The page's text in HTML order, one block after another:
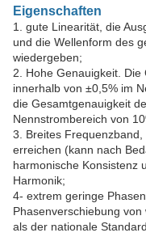
Eigenschaften
1. gute Linearität, die
und die Wellenform des
wiedergeben;
2. Hohe Genauigkeit.
innerhalb von ±0,5% im
die Gesamtgenauigkeit
Nennstrombereich von
3. Breites
erreichen (kann nach
harmonische Konsistenz
Harmonik;
4- extrem geringe
Phasenverschiebung
als der nationale